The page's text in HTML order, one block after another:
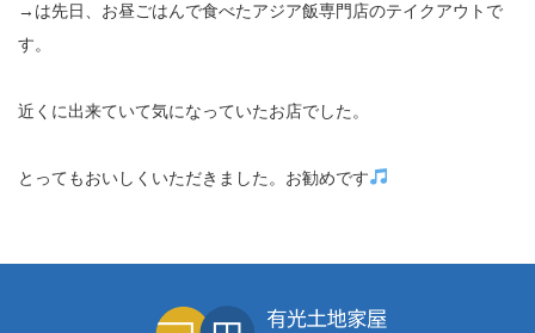
→は先日、お昼ごはんで食べたアジア飯専門店のテイクアウトで
す。
近くに出来ていて気になっていたお店でした。
とってもおいしくいただきました。お勧めです